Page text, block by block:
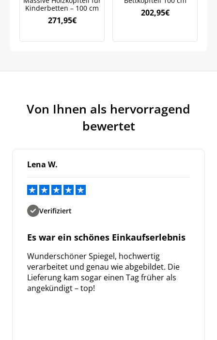
Kinderbetten – 100 cm
271,95€
202,95€
Von Ihnen als hervorragend
bewertet
Lena W.
Verifiziert
Es war ein schönes Einkaufserlebnis
Wunderschöner Spiegel, hochwertig
verarbeitet und genau wie abgebildet. Die
Lieferung kam sogar einen Tag früher als
angekündigt – top!
Marketingkommunikation verarbeiten. Lesen Sie unsere
Datenschutzrichtlinie.